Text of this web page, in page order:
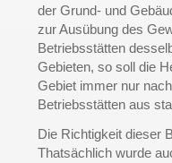
der Grund- und
zur Ausübung des
Betriebsstätten
Gebieten, so soll die
Gebiet immer nur
Betriebsstätten aus
Die Richtigkeit dieser
Thatsächlich wurde